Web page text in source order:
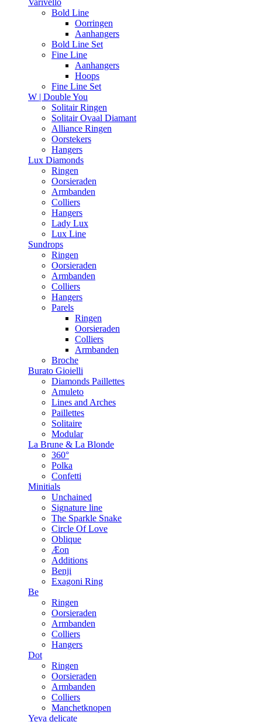
Varivello
Bold Line
Oorringen
Aanhangers
Bold Line Set
Fine Line
Aanhangers
Hoops
Fine Line Set
W | Double You
Solitair Ringen
Solitair Ovaal Diamant
Alliance Ringen
Oorstekers
Hangers
Lux Diamonds
Ringen
Oorsieraden
Armbanden
Colliers
Hangers
Lady Lux
Lux Line
Sundrops
Ringen
Oorsieraden
Armbanden
Colliers
Hangers
Parels
Ringen
Oorsieraden
Colliers
Armbanden
Broche
Burato Gioielli
Diamonds Paillettes
Amuleto
Lines and Arches
Paillettes
Solitaire
Modular
La Brune & La Blonde
360°
Polka
Confetti
Minitials
Unchained
Signature line
The Sparkle Snake
Circle Of Love
Oblique
Æon
Additions
Benji
Exagoni Ring
Be
Ringen
Oorsieraden
Armbanden
Colliers
Hangers
Dot
Ringen
Oorsieraden
Armbanden
Colliers
Manchetknopen
Yeva delicate